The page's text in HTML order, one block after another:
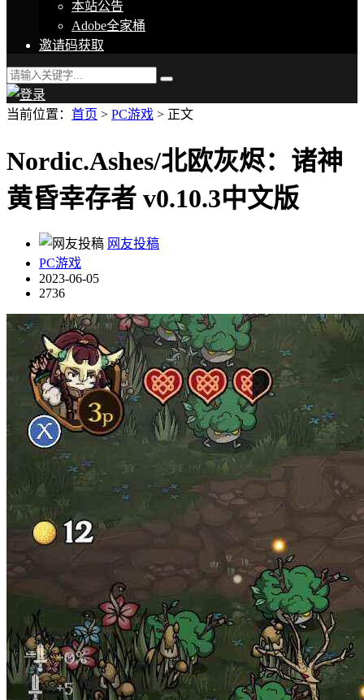
本站公告
Adobe全家桶
邀请码获取
当前位置： 首页 > PC游戏 > 正文
Nordic.Ashes/北欧灰烬：诸神
黄昏幸存者 v0.10.3中文版
网友投稿
PC游戏
2023-06-05
2736